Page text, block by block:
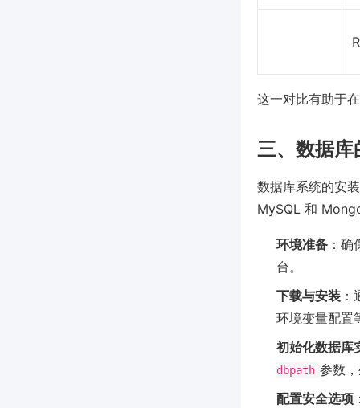
这一对比有助于
三、数据库
数据库系统的安
MySQL 和
环境准备 ：
台。
下载与安装
环境变量配置
初始化数据库
dbpath 参数
配置安全选项